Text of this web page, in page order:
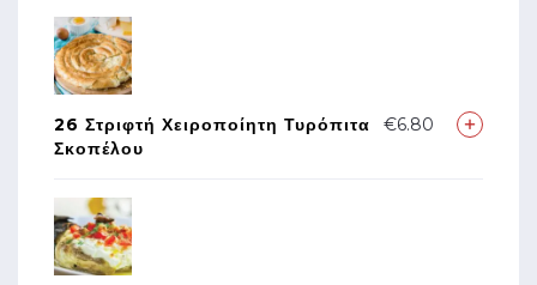
26 Στριφτή Χειροποίητη Τυρόπιτα
Σκοπέλου
€6.80